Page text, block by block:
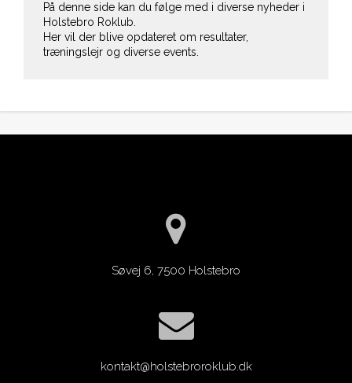
På denne side kan du følge med i diverse nyheder i
Holstebro Roklub.
Her vil der blive opdateret om resultater,
træningslejr og diverse events.
Søvej 6, 7500 Holstebro
kontakt@holstebroroklub.dk